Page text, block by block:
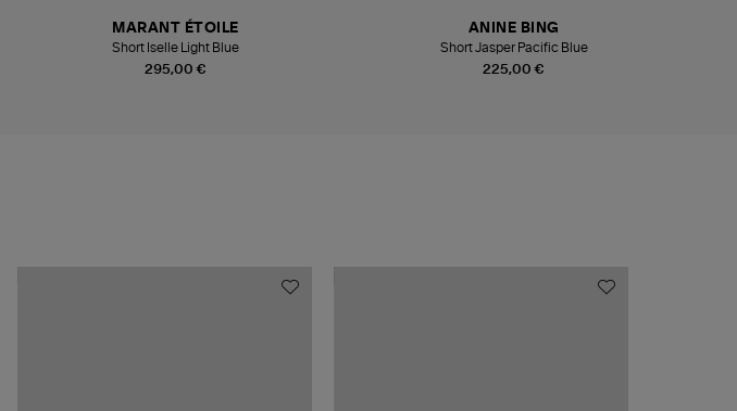
295,00 €
MARANT ÉTOILE
Short Iselle Light Blue
225,00 €
ANINE BING
Short Jasper Pacific Blue